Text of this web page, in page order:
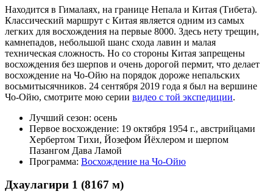
Находится в Гималаях, на границе Непала и Китая (Тибета).
Классический маршрут с Китая является одним из самых
легких для восхождения на первые 8000. Здесь нету трещин,
камнепадов, небольшой шанс схода лавин и малая
техническая сложность. Но со стороны Китая запрещены
восхождения без шерпов и очень дорогой пермит, что делает
восхождение на Чо-Ойю на порядок дороже непальских
восьмитысячников. 24 сентября 2019 года я был на вершине
Чо-Ойю, смотрите мою серии видео с той экспедиции.
Лучший сезон: осень
Первое восхождение: 19 октября 1954 г., австрийцами
Хербертом Тихи, Йозефом Йёхлером и шерпом
Пазангом Дава Ламой
Программа: Восхождение на Чо-Ойю
Дхаулагири 1 (8167 м)